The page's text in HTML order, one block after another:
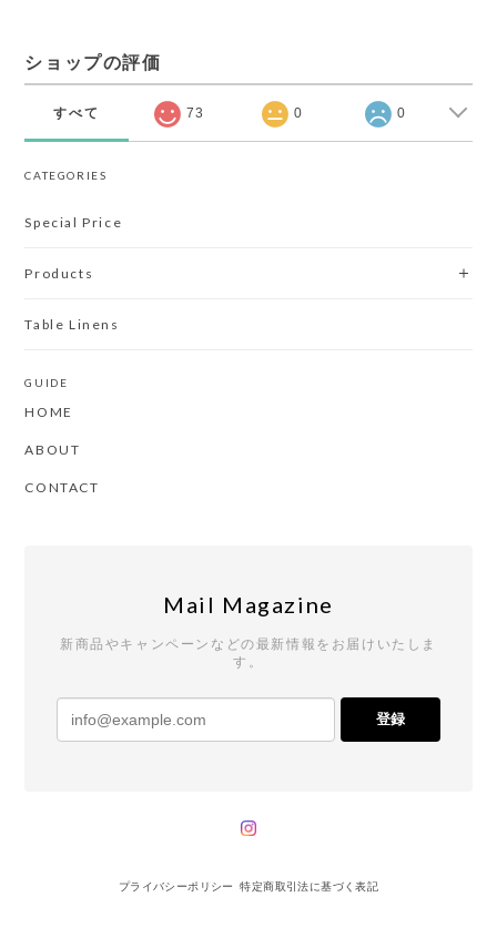
ショップの評価
すべて 73 0 0
CATEGORIES
Special Price
Products
Table Linens
GUIDE
HOME
ABOUT
CONTACT
Mail Magazine
新商品やキャンペーンなどの最新情報をお届けいたしま
す。
登録
プライバシーポリシー 特定商取引法に基づく表記